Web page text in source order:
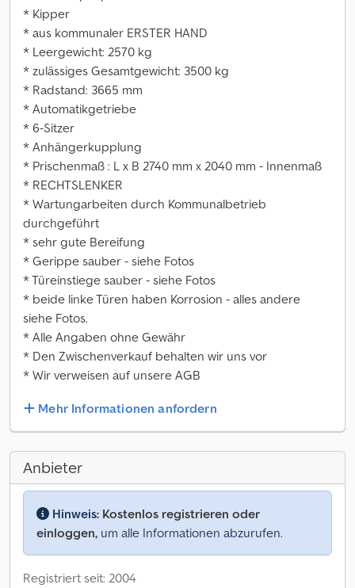
* Kipper
* aus kommunaler ERSTER HAND
* Leergewicht: 2570 kg
* zulässiges Gesamtgewicht: 3500 kg
* Radstand: 3665 mm
* Automatikgetriebe
* 6-Sitzer
* Anhängerkupplung
* Prischenmaß : L x B 2740 mm x 2040 mm - Innenmaß
* RECHTSLENKER
* Wartungarbeiten durch Kommunalbetrieb
durchgeführt
* sehr gute Bereifung
* Gerippe sauber - siehe Fotos
* Türeinstiege sauber - siehe Fotos
* beide linke Türen haben Korrosion - alles andere
siehe Fotos.
* Alle Angaben ohne Gewähr
* Den Zwischenverkauf behalten wir uns vor
* Wir verweisen auf unsere AGB
Mehr Informationen anfordern
Anbieter
Hinweis: Kostenlos registrieren oder
einloggen, um alle Informationen abzurufen.
Registriert seit: 2004